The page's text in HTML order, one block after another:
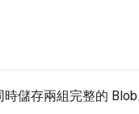
儲存兩組完整的